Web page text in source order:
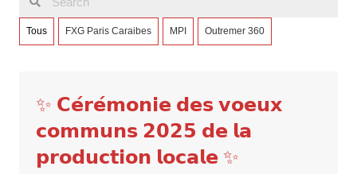
Tous FXG Paris Caraibes MPI Outremer 360
✨ 𝗖𝗲́𝗿𝗲́𝗺𝗼𝗻𝗶𝗲 𝗱𝗲𝘀 𝘃𝗼𝗲𝘂𝘅
𝗰𝗼𝗺𝗺𝘂𝗻𝘀 𝟮𝟬𝟮𝟱 𝗱𝗲 𝗹𝗮
𝗽𝗿𝗼𝗱𝘂𝗰𝘁𝗶𝗼𝗻 𝗹𝗼𝗰𝗮𝗹𝗲 ✨